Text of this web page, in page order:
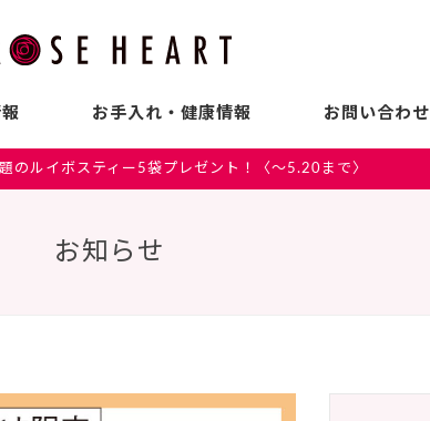
お手入れ・健康情報 お問い合わせ
のルイボスティー5袋プレゼント！〈～5.20まで〉
お知らせ